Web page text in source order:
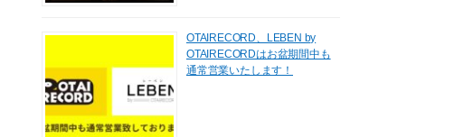
OTAIRECORD、LEBEN by
OTAIRECORDはお盆期間中も
通常営業いたします！